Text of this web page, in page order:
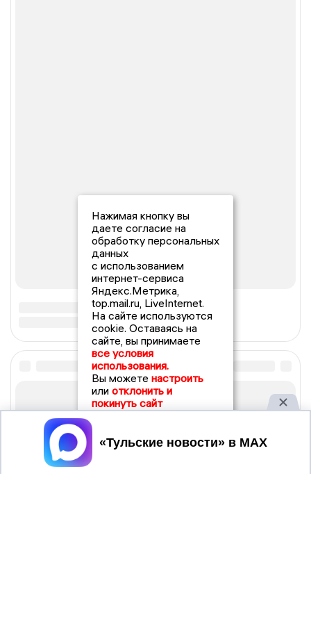
Нажимая кнопку вы
даете согласие на
обработку персональных
данных
с использованием
интернет-сервиса
Яндекс.Метрика,
top.mail.ru, LiveInternet.
На сайте используются
cookie. Оставаясь на
сайте, вы принимаете
все условия
использования.
Вы можете настроить
или отклонить и
покинуть сайт
Принять